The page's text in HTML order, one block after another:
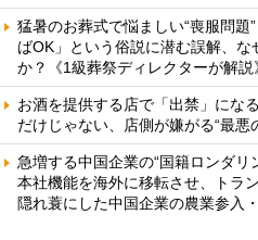
猛暑のお葬式で悩ましい“喪服問
ばOK」という俗説に潜む誤解、
か？《1級葬祭ディレクターが解説
お酒を提供する店で「出禁」に
だけじゃない、店側が嫌がる“最悪
急増する中国企業の“国籍ロンダ
本社機能を海外に移転させ、トラ
隠れ蓑にした中国企業の農業参入